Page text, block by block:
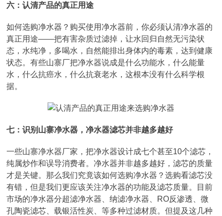
六：认清产品的真正用途
如何选购净水器？购买使用净水器前，你必须认清净水器的
真正用途——把有害杂质过滤掉，让水回归自然无污染状
态，水纯净，多喝水，自然能排出身体内的毒素，达到健康
状态。有些山寨厂把净水器说成是什么功能水，什么能量
水，什么抗癌水，什么抗衰老水，这根本没有什么科学根
据。
七：识别山寨净水器，净水器滤芯并非越多越好
一些山寨净水器厂家，把净水器设计成七个甚至10个滤芯，
纯属炒作和误导消费者。净水器并非越多越好，滤芯的质量
才是关键。那么我们究竟该如何选购净水器？选购看滤芯没
有错，但是我们更应该关注净水器的功能及滤芯质量。目前
市场的净水器分超滤净水器、纳滤净水器、RO反渗透、微
孔陶瓷滤芯、载银活性炭、等多种过滤材质。但提及这几种